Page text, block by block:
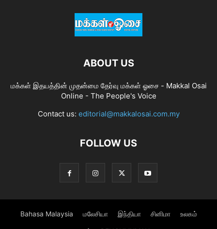
ABOUT US
மக்கள் இதயத்தின் முதன்மை தேர்வு மக்கள் ஓசை - Makkal Osai
Online - The People's Voice
Contact us: editorial@makkalosai.com.my
FOLLOW US
Bahasa Malaysia மலேசியா இந்தியா சினிமா உலகம்